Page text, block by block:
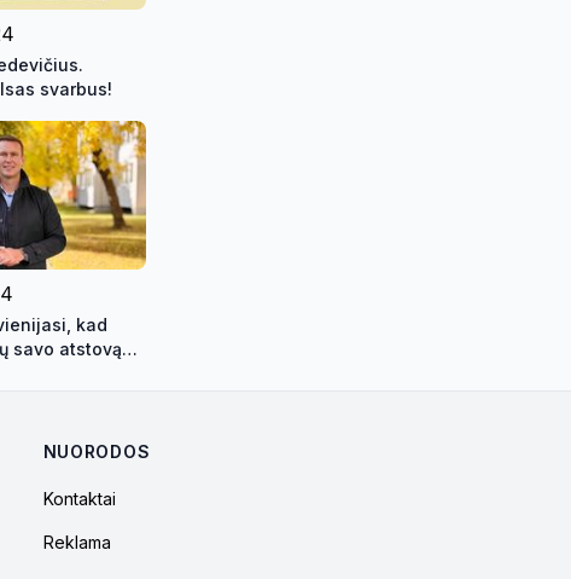
svarbus!
kad
savo atstovą
NUORODOS
Kontaktai
Reklama